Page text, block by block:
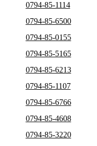
0794-85-1114
0794-85-6500
0794-85-0155
0794-85-5165
0794-85-6213
0794-85-1107
0794-85-6766
0794-85-4608
0794-85-3220